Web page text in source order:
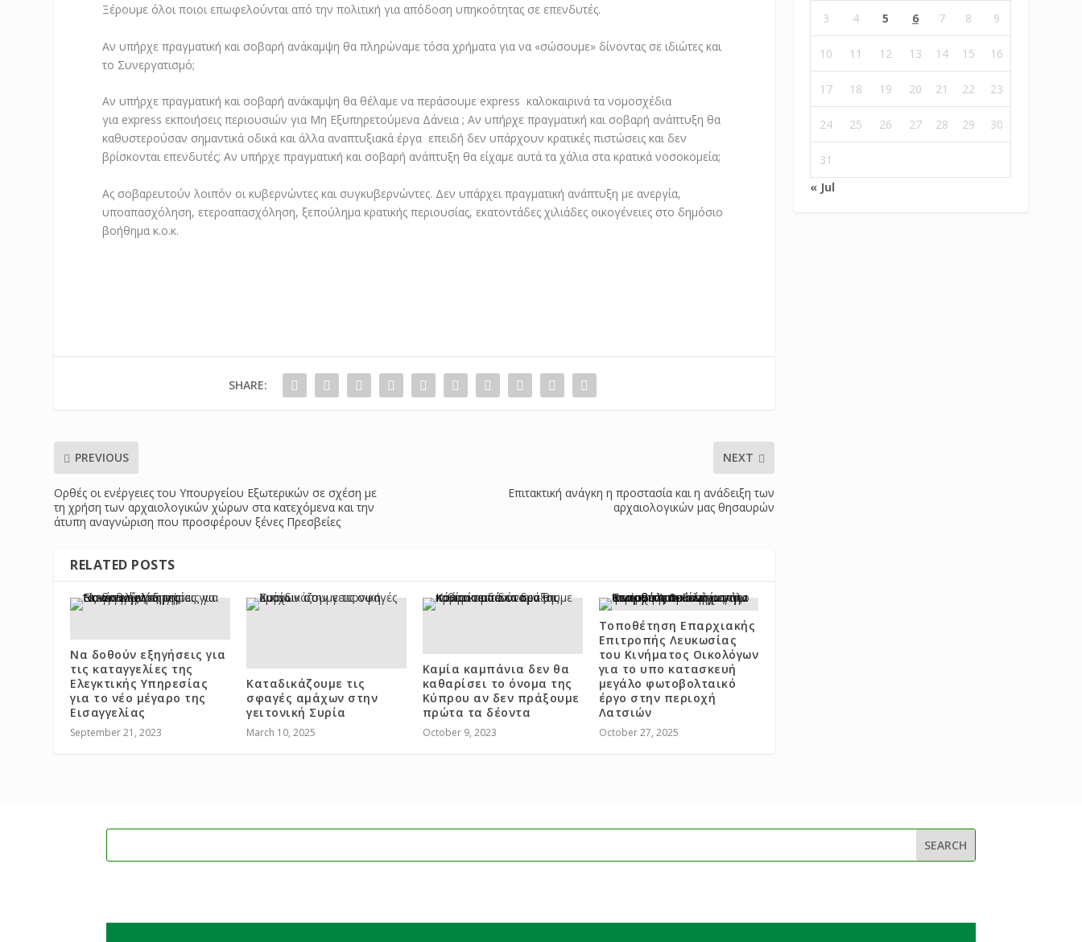
Ξέρουμε όλοι ποιοι επωφελούνται από την πολιτική για απόδοση υπηκοότητας σε επενδυτές.
Αν υπήρχε πραγματική και σοβαρή ανάκαμψη θα πληρώναμε τόσα χρήματα για να «σώσουμε» δίνοντας σε ιδιώτες και
το Συνεργατισμό;
Αν υπήρχε πραγματική και σοβαρή ανάκαμψη θα θέλαμε να περάσουμε express καλοκαιρινά τα νομοσχέδια
για express εκποιήσεις περιουσιών για Μη Εξυπηρετούμενα Δάνεια ; Αν υπήρχε πραγματική και σοβαρή ανάπτυξη θα
καθυστερούσαν σημαντικά οδικά και άλλα αναπτυξιακά έργα επειδή δεν υπάρχουν κρατικές πιστώσεις και δεν
βρίσκονται επενδυτές; Αν υπήρχε πραγματική και σοβαρή ανάπτυξη θα είχαμε αυτά τα χάλια στα κρατικά νοσοκομεία;
Ας σοβαρευτούν λοιπόν οι κυβερνώντες και συγκυβερνώντες. Δεν υπάρχει πραγματική ανάπτυξη με ανεργία,
υποαπασχόληση, ετεροαπασχόληση, ξεπούλημα κρατικής περιουσίας, εκατοντάδες χιλιάδες οικογένειες στο δημόσιο
βοήθημα κ.ο.κ.
SHARE:
PREVIOUS
Ορθές οι ενέργειες του Υπουργείου Εξωτερικών σε σχέση με
τη χρήση των αρχαιολογικών χώρων στα κατεχόμενα και την
άτυπη αναγνώριση που προσφέρουν ξένες Πρεσβείες
NEXT
Επιτακτική ανάγκη η προστασία και η ανάδειξη των
αρχαιολογικών μας θησαυρών
RELATED POSTS
Να δοθούν εξηγήσεις για
τις καταγγελίες της
Ελεγκτικής Υπηρεσίας
για το νέο μέγαρο της
Εισαγγελίας
September 21, 2023
Καταδικάζουμε τις
σφαγές αμάχων στην
γειτονική Συρία
March 10, 2025
Καμία καμπάνια δεν θα
καθαρίσει το όνομα της
Κύπρου αν δεν πράξουμε
πρώτα τα δέοντα
October 9, 2023
Τοποθέτηση Επαρχιακής
Επιτροπής Λευκωσίας
του Κινήματος Οικολόγων
για το υπο κατασκευή
μεγάλο φωτοβολταικό
έργο στην περιοχή
Λατσιών
October 27, 2025
3 4 5 6 7 8 9
10 11 12 13 14 15 16
17 18 19 20 21 22 23
24 25 26 27 28 29 30
31
« Jul